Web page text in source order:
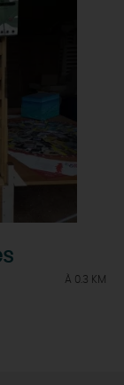
À 0.3 KM